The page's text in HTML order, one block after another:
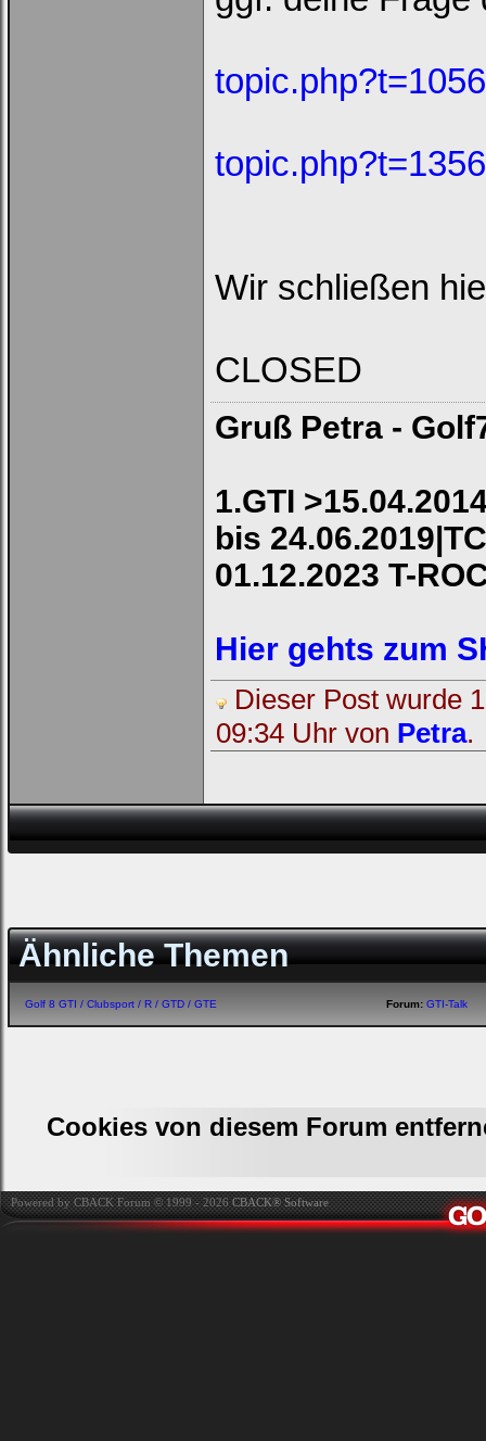
Wir schließen
CLOSED
Gruß Petra -
1.GTI
bis
01.12.2023 T-
Hier gehts zum
Dieser Post wurde
09:34 Uhr von Petra.
Ähnliche Themen
Golf 8 GTI / Clubsport / R / GTD / GTE Forum: GTI-Talk
Cookies von diesem Forum
Powered by CBACK Forum © 1999 - 2026CBACK® Software